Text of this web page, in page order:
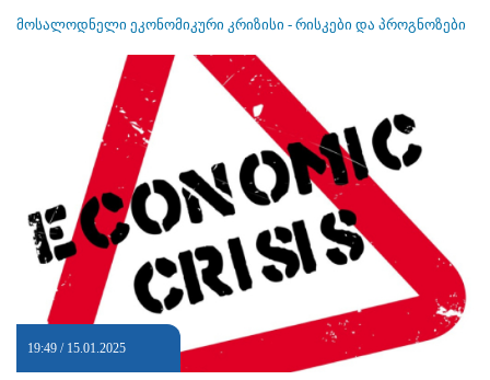
მოსალოდნელი ეკონომიკური კრიზისი - რისკები და პროგნოზები
19:49 / 15.01.2025